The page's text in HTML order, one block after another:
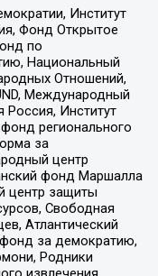
Институт
Фонд Открытое
по
Национальный
Отношений,
Международный
Россия, Институт
регионального
за
центр
фонд Маршалла
центр защиты
Свободная
Атлантический
за демократию,
Родники